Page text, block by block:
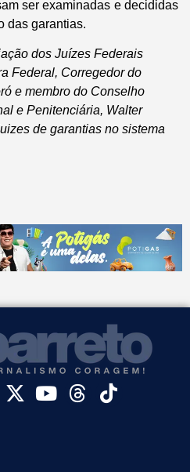
ser examinadas e decididas
das garantias.
dos Juízes Federais
Federal, Corregedor do
e membro do Conselho
e Penitenciária, Walter
de garantias no sistema